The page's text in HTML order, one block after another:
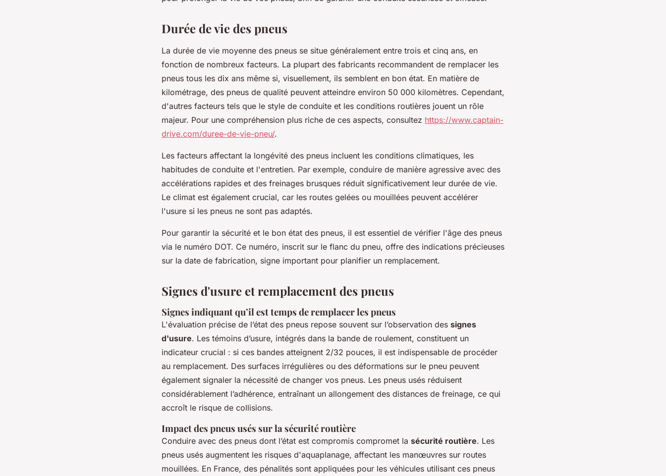
Durée de vie des pneus
La durée de vie moyenne des pneus se situe généralement entre trois et cinq ans, en
fonction de nombreux facteurs. La plupart des fabricants recommandent de remplacer les
pneus tous les dix ans même si, visuellement, ils semblent en bon état. En matière de
kilométrage, des pneus de qualité peuvent atteindre environ 50 000 kilomètres. Cependant,
d'autres facteurs tels que le style de conduite et les conditions routières jouent un rôle
majeur. Pour une compréhension plus riche de ces aspects, consultez https://www.captain-
drive.com/duree-de-vie-pneu/.
Les facteurs affectant la longévité des pneus incluent les conditions climatiques, les
habitudes de conduite et l'entretien. Par exemple, conduire de manière agressive avec des
accélérations rapides et des freinages brusques réduit significativement leur durée de vie.
Le climat est également crucial, car les routes gelées ou mouillées peuvent accélérer
l'usure si les pneus ne sont pas adaptés.
Pour garantir la sécurité et le bon état des pneus, il est essentiel de vérifier l'âge des pneus
via le numéro DOT. Ce numéro, inscrit sur le flanc du pneu, offre des indications précieuses
sur la date de fabrication, signe important pour planifier un remplacement.
Signes d'usure et remplacement des pneus
Signes indiquant qu’il est temps de remplacer les pneus
L'évaluation précise de l’état des pneus repose souvent sur l’observation des signes
d'usure. Les témoins d’usure, intégrés dans la bande de roulement, constituent un
indicateur crucial : si ces bandes atteignent 2/32 pouces, il est indispensable de procéder
au remplacement. Des surfaces irrégulières ou des déformations sur le pneu peuvent
également signaler la nécessité de changer vos pneus. Les pneus usés réduisent
considérablement l’adhérence, entraînant un allongement des distances de freinage, ce qui
accroît le risque de collisions.
Impact des pneus usés sur la sécurité routière
Conduire avec des pneus dont l’état est compromis compromet la sécurité routière. Les
pneus usés augmentent les risques d'aquaplanage, affectant les manœuvres sur routes
mouillées. En France, des pénalités sont appliquées pour les véhicules utilisant ces pneus